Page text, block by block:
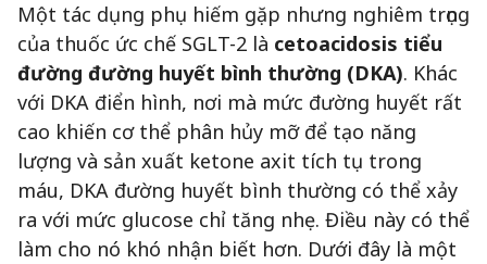
Một tác dụng phụ hiếm gặp nhưng nghiêm trọng
của thuốc ức chế SGLT-2 là cetoacidosis tiểu
đường đường huyết bình thường (DKA). Khác
với DKA điển hình, nơi mà mức đường huyết rất
cao khiến cơ thể phân hủy mỡ để tạo năng
lượng và sản xuất ketone axit tích tụ trong
máu, DKA đường huyết bình thường có thể xảy
ra với mức glucose chỉ tăng nhẹ. Điều này có thể
làm cho nó khó nhận biết hơn. Dưới đây là một